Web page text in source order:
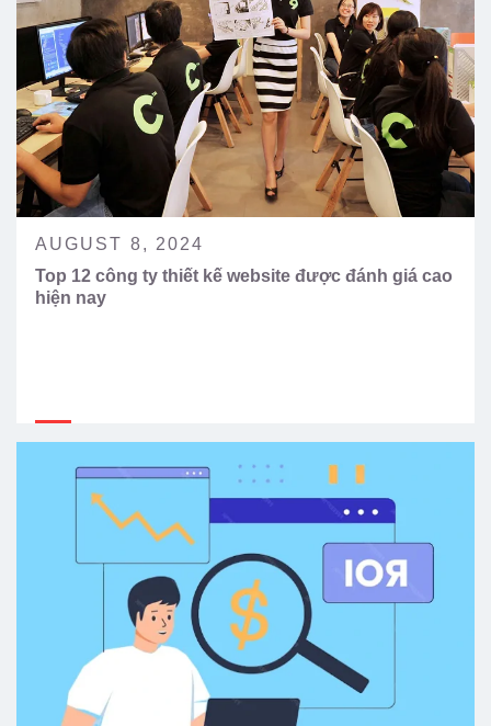
AUGUST 8, 2024
Top 12 công ty thiết kế website được đánh giá cao
hiện nay